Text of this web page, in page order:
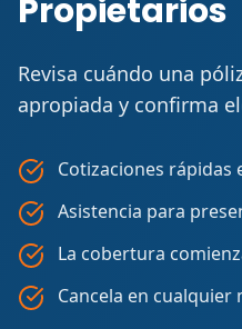
Propietarios
Revisa cuándo una
apropiada y confirma
Cotizaciones rápidas
Asistencia para
La cobertura
Cancela en